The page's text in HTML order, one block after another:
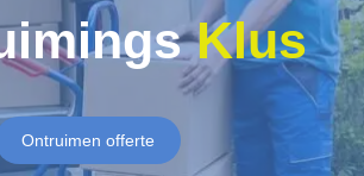
Klus
Ontruimen offerte